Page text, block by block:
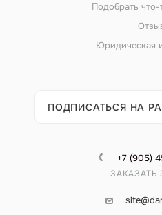
Подобрать
Юридическая
ПОДПИСАТЬСЯ НА
+7 (905)
ЗАКАЗАТЬ